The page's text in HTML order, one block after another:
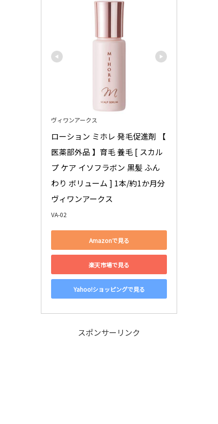
ヴィワンアークス
ローション ミホレ 発毛促進剤 【
医薬部外品 】育毛 養毛 [ スカル
プ ケア イソフラボン 黒髪 ふん
わり ボリューム ] 1本/約1か月分
ヴィワンアークス
VA-02
Amazonで見る
楽天市場で見る
Yahoo!ショッピングで見る
スポンサーリンク